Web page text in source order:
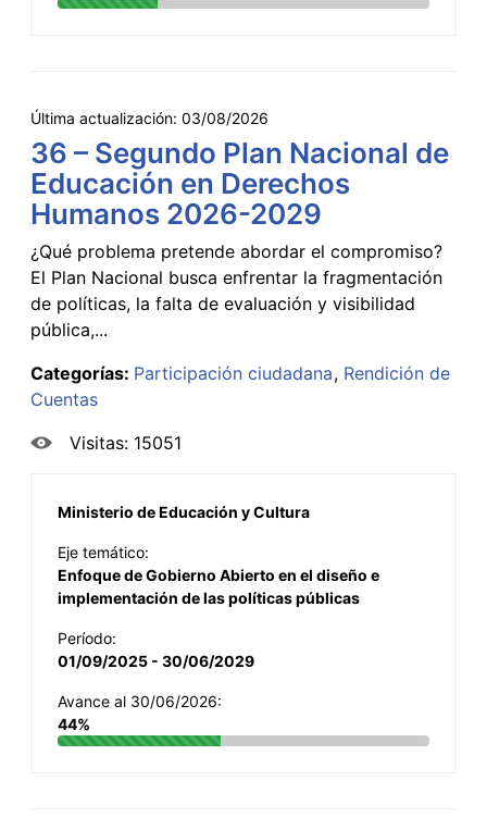
Última actualización: 03/08/2026
36 – Segundo Plan Nacional de
Educación en Derechos
Humanos 2026-2029
¿Qué problema pretende abordar el compromiso?
El Plan Nacional busca enfrentar la fragmentación
de políticas, la falta de evaluación y visibilidad
pública,...
Categorías: Participación ciudadana Rendición de
Cuentas
Visitas: 15051
Ministerio de Educación y Cultura
Eje temático:
Enfoque de Gobierno Abierto en el diseño e
implementación de las políticas públicas
Período:
01/09/2025 - 30/06/2029
Avance al 30/06/2026:
44%